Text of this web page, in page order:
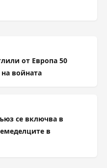
от Европа 50
войната
се включва в
в